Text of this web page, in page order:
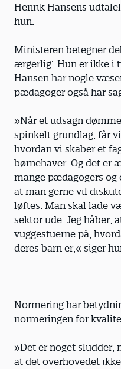
Henrik Hansens
hun.
Ministeren betegner
ærgerlig’. Hun er ikke i
Hansen har nogle
pædagoger også har
»Når et udsagn
spinkelt grundlag, får
hvordan vi skaber et
børnehaver. Og det er
mange pædagogers og
at man gerne vil
løftes. Man skal lade
sektor ude. Jeg håber,
vuggestuerne på,
deres barn er,« siger
Normering har
normeringen for
»Det er noget sludder,
at det overhovedet